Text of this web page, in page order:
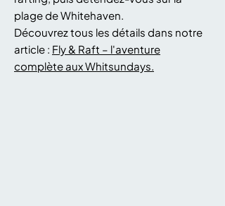
plage de Whitehaven.
Découvrez tous les détails dans notre
article : Fly & Raft – l'aventure
complète aux Whitsundays.